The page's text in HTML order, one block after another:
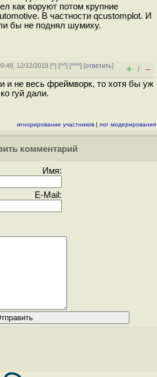
как воруют потом крупние
В частности qcustomplot. И
бы не поднял шумиху.
12/12/2019 [^] [^^] [^^^] [ответить]
+ / –
и не весь фреймворк, то хотя бы уж
гуй дали.
игнорирование участников | лог модерирования
комментарий
Имя:
E-Mail: